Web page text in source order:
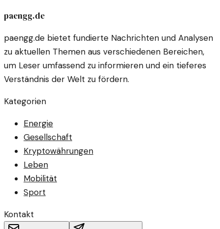
paengg.de
paengg.de bietet fundierte Nachrichten und Analysen
zu aktuellen Themen aus verschiedenen Bereichen,
um Leser umfassend zu informieren und ein tieferes
Verständnis der Welt zu fördern.
Kategorien
Energie
Gesellschaft
Kryptowährungen
Leben
Mobilität
Sport
Kontakt